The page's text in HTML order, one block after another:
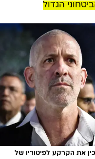
הגדול
את הקרקע לפיטוריו של